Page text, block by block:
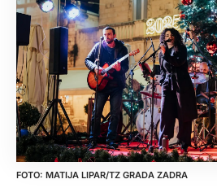
MATIJA LIPAR/TZ GRADA ZADRA